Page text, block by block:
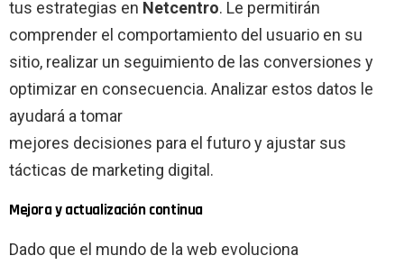
tus estrategias en Netcentro. Le permitirán
comprender el comportamiento del usuario en su
sitio, realizar un seguimiento de las conversiones y
optimizar en consecuencia. Analizar estos datos le
ayudará a tomar
mejores decisiones para el futuro y ajustar sus
tácticas de marketing digital.
Mejora y actualización continua
Dado que el mundo de la web evoluciona